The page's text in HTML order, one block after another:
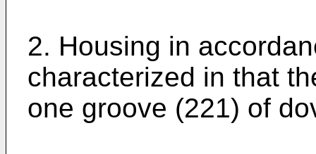
2. Housing in
characterized in that
one groove (221) of